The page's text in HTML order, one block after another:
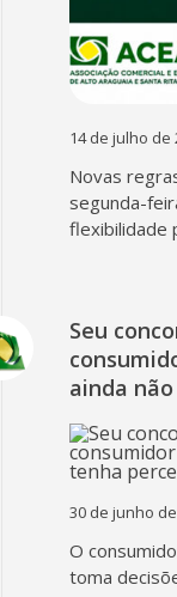
14 de julho de
Novas
segunda-
flexibilidade
Seu
ainda
30 de junho
O
toma